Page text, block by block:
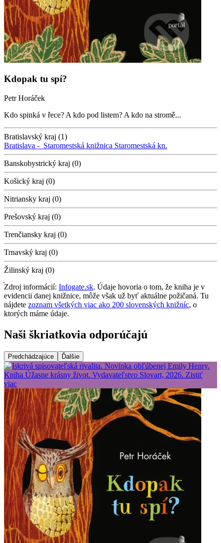
Kdopak tu spí?
Petr Horáček
Kdo spinká v řece? A kdo pod listem? A kdo na stromě...
Bratislavský kraj (1)
Bratislava - Staromestská knižnica Staromestská kn.
Banskobystrický kraj (0)
Košický kraj (0)
Nitriansky kraj (0)
Prešovský kraj (0)
Trenčiansky kraj (0)
Trnavský kraj (0)
Žilinský kraj (0)
Zdroj informácií: Infogate.sk. Údaje hovoria o tom, že kniha je v
evidencii danej knižnice, môže však už byť aktuálne požičaná. Tu
nájdete zoznam všetkých viac ako 200 slovenských knižníc, o
ktorých máme údaje.
Naši škriatkovia odporúčajú
Predchádzajúce Ďalšie